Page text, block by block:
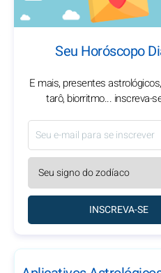
Seu Horóscopo
E mais, presentes
tarô, biorritmo... inscreva-
INSCREVA-SE